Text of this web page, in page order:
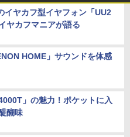
イヤカフ型イヤフォン「UU2
ヤカフマニアが語る
HOME」サウンドを体感
」の魅力！ポケットに入
醐味